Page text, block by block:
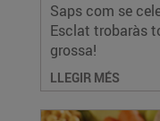
Saps com se
Esclat trobaràs
grossa!
LLEGIR MÉS